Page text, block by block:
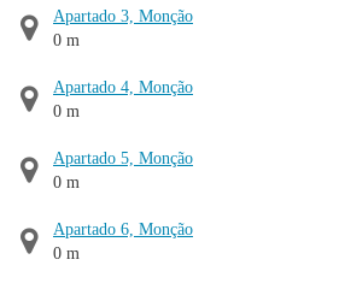
Apartado 3, Monção
0 m
Apartado 4, Monção
0 m
Apartado 5, Monção
0 m
Apartado 6, Monção
0 m